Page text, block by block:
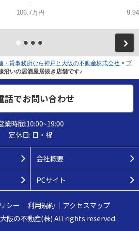
-
106.7万円
・貸事務所なら神戸と大阪の不動産株式会社 > ブ
沿いの居酒屋居抜き店舗です♪
話でお問い合わせ
業時間:10:00~19:00
定休日: 日・祝
会社概要
PCサイト
シー ｜ 利用規約｜ アクセスマップ
阪の不動産(株) All rights reserved.